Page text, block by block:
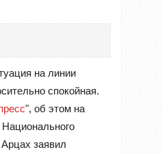
на линии
спокойная.
", об этом на
заявил